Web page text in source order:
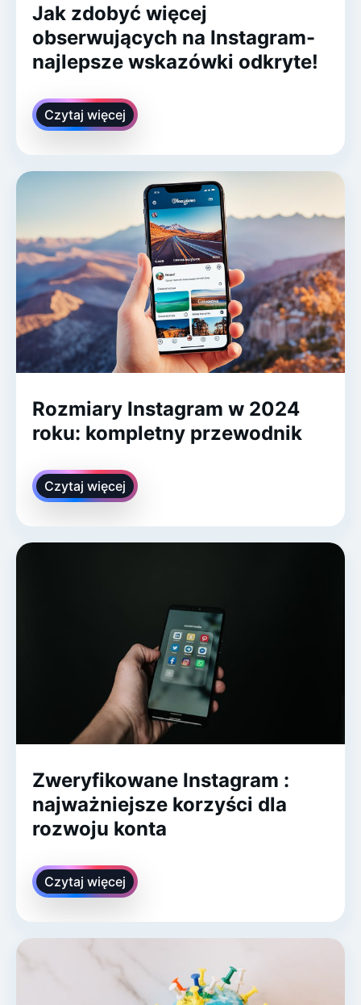
Jak zdobyć więcej
obserwujących na Instagram-
najlepsze wskazówki odkryte!
Czytaj więcej
Rozmiary Instagram w 2024
roku: kompletny przewodnik
Czytaj więcej
Zweryfikowane Instagram :
najważniejsze korzyści dla
rozwoju konta
Czytaj więcej